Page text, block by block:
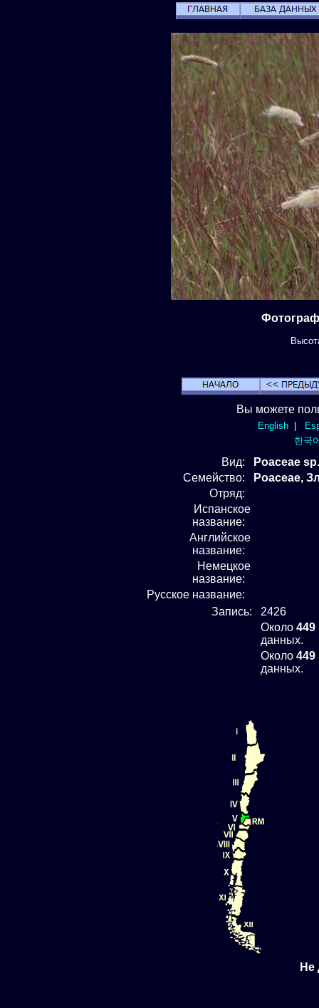
Вы можете
English|
한국
Вид:
Poaceae
Семейство:
Poaceae,
Отряд:
Испанское
название:
Английское
название:
Немецкое
название:
Русское название:
Запись:
2426
Около 449
данных.
Около 449
данных.
Не